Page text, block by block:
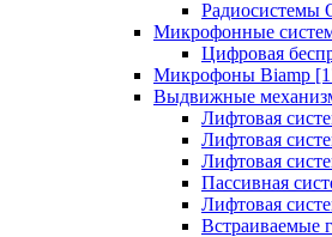
Радиосистемы
Микрофонные
Цифровая
Микрофоны Biamp
Выдвижные
Лифтовая
Лифтовая
Лифтовая
Пассивная
Лифтовая
Встраиваемые